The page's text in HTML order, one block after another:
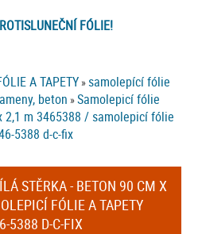
FÓLIE!
A TAPETY »samolepící fólie
beton »Samolepicí fólie
2,1 m 3465388 / samolepicí fólie
5388 d-c-fix
STĚRKA - BETON 90 CM X
FÓLIE A TAPETY
5388 D-C-FIX